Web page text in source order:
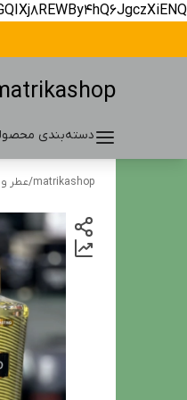
دسته‌بندی
matrikashop
/عطر و